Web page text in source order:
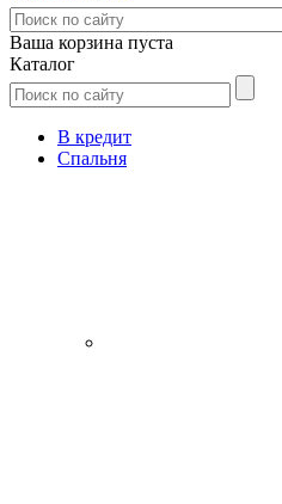
Ваша корзина пуста
Каталог
В кредит
Спальня